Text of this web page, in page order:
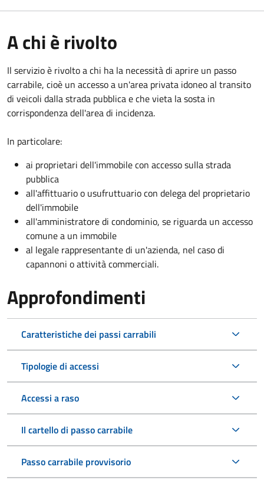
A chi è rivolto
Il servizio è rivolto a chi ha la necessità di aprire un passo
carrabile, cioè un accesso a un'area privata idoneo al transito
di veicoli dalla strada pubblica e che vieta la sosta in
corrispondenza dell'area di incidenza.
In particolare:
ai proprietari dell'immobile con accesso sulla strada
pubblica
all'affittuario o usufruttuario con delega del proprietario
dell'immobile
all'amministratore di condominio, se riguarda un accesso
comune a un immobile
al legale rappresentante di un'azienda, nel caso di
capannoni o attività commerciali.
Approfondimenti
Caratteristiche dei passi carrabili
Tipologie di accessi
Accessi a raso
Il cartello di passo carrabile
Passo carrabile provvisorio